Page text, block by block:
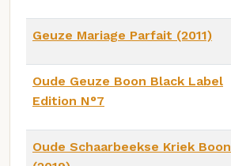
Geuze Mariage Parfait (2011)
Oude Geuze Boon Black Label
Edition N°7
Oude Schaarbeekse Kriek Boon